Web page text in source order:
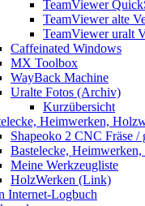
TeamViewer
TeamViewer alte
TeamViewer uralt
Caffeinated Windows
MX Toolbox
WayBack Machine
Uralte Fotos (Archiv)
Kurzübersicht
Heimwerken,
Shapeoko 2 CNC Fräse /
Bastelecke,
Meine Werkzeugliste
HolzWerken (Link)
Internet-Logbuch